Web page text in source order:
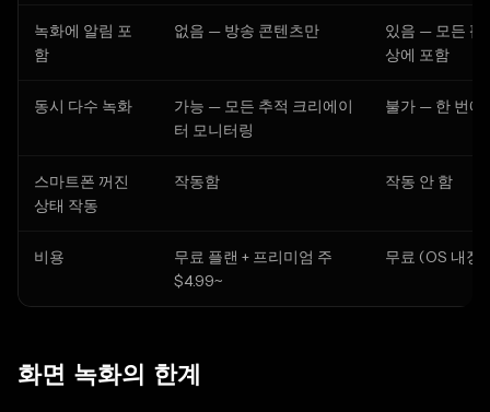
녹화에 알림 포
함
없음 — 방송 콘텐츠만
있음 — 모든 팝
상에 포함
동시 다수 녹화
가능 — 모든 추적 크리에이
터 모니터링
불가 — 한 번에
스마트폰 꺼진
상태 작동
작동함 작동 안 함
비용
무료 플랜 + 프리미엄 주
$4.99~
무료 (OS 내장)
화면 녹화의 한계